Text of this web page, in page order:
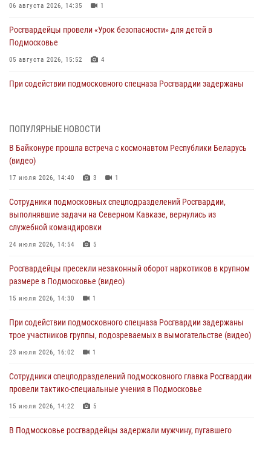
06 августа 2026, 14:35 1
Росгвардейцы провели «Урок безопасности» для детей в
Подмосковье
05 августа 2026, 15:52 4
При содействии подмосковного спецназа Росгвардии задержаны
05 августа 2026, 15:48 1
Сотрудники спецподразделения подмосковного главка Росгвардии
отработали навыки огневой подготовки на комплексных учениях
04 августа 2026, 12:21
За прошедший месяц росгвардейцы 7386 раз выезжали по
сигналам «Тревога» с охраняемых объектов в Подмосковье
04 августа 2026, 12:15
(видео)
03 августа 2026, 15:32 1
«семейным подрядом» в Подмосковье (видео)
03 августа 2026, 15:08
ПОПУЛЯРНЫЕ НОВОСТИ
В Байконуре прошла встреча с космонавтом Республики Беларусь
(видео)
17 июля 2026, 14:40 3 1
Сотрудники подмосковных спецподразделений Росгвардии,
выполнявшие задачи на Северном Кавказе, вернулись из
служебной командировки
24 июля 2026, 14:54 5
Росгвардейцы пресекли незаконный оборот наркотиков в крупном
размере в Подмосковье (видео)
15 июля 2026, 14:30 1
При содействии подмосковного спецназа Росгвардии задержаны
трое участников группы, подозреваемых в вымогательстве (видео)
23 июля 2026, 16:02 1
Сотрудники спецподразделений подмосковного главка Росгвардии
провели тактико-специальные учения в Подмосковье
15 июля 2026, 14:22 5
В Подмосковье росгвардейцы задержали мужчину, пугавшего